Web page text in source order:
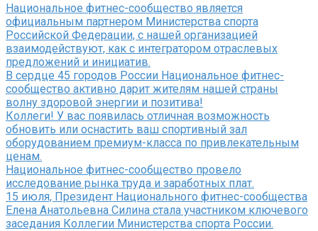
Национальное фитнес-сообщество является
официальным партнером Министерства спорта
Российской Федерации, с нашей организацией
взаимодействуют, как с интегратором отраслевых
предложений и инициатив.
В сердце 45 городов России Национальное фитнес-
сообщество активно дарит жителям нашей страны
волну здоровой энергии и позитива!
Коллеги! У вас появилась отличная возможность
обновить или оснастить ваш спортивный зал
оборудованием премиум-класса по привлекательным
ценам.
Национальное фитнес-сообщество провело
исследование рынка труда и заработных плат.
15 июля, Президент Национального фитнес-сообщества
Елена Анатольевна Силина стала участником ключевого
заседания Коллегии Министерства спорта России.